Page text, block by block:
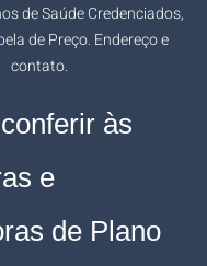
de Saúde Credenciados,
de Preço. Endereço e
contato.
às
e
de Plano